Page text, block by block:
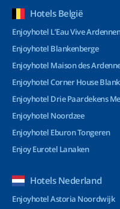
Hotels België
Enjoyhotel L’Eau Vive
Enjoyhotel Blankenberge
Enjoyhotel Maison des
Enjoyhotel Corner House
Enjoyhotel Drie Paardekens
Enjoyhotel Noordzee
Enjoyhotel Eburon Tongeren
Enjoy Eurotel Lanaken
Hotels Nederland
Enjoyhotel Astoria Noordwijk